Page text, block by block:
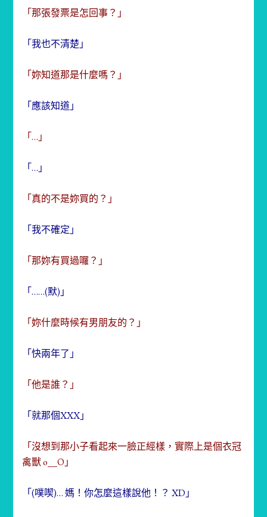
「那張發票是怎回事？」
「我也不清楚」
「妳知道那是什麼嗎？」
「應該知道」
「…」
「…」
「真的不是妳買的？」
「我不確定」
「那妳有買過囉？」
「……(默)」
「妳什麼時候有男朋友的？」
「快兩年了」
「他是誰？」
「就那個XXX」
「沒想到那小子看起來一臉正經樣，實際上是個衣冠
禽獸 o__O」
「(噗喫)… 媽！你怎麼這樣說他！？ XD」